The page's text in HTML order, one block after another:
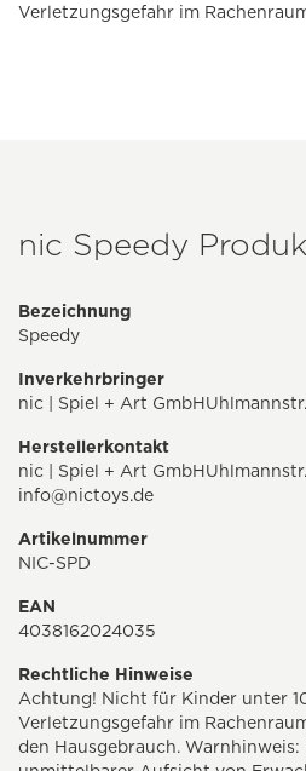
Verletzungsgefahr im
nic Speedy
Bezeichnung
Speedy
Inverkehrbringer
nic | Spiel + Art
Herstellerkontakt
nic | Spiel + Art
info@nictoys.de
Artikelnummer
NIC-SPD
EAN
4038162024035
Rechtliche Hinweise
Achtung! Nicht für Kinder unter
Verletzungsgefahr im
den Hausgebrauch.